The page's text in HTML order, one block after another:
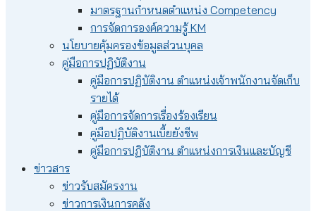
มาตรฐานกำหนดตำแหน่ง Competency
การจัดการองค์ความรู้ KM
นโยบายคุ้มครองข้อมูลส่วนบุคล
คู่มือการปฏิบัติงาน
คู่มือการปฏิบัติงาน ตำแหน่งเจ้าพนักงานจัดเก็บ
รายได้
คู่มือการจัดการเรื่องร้องเรียน
คู่มือปฏิบัติงานเบี้ยยังชีพ
คู่มือการปฏิบัติงาน ตำแหน่งการเงินและบัญชี
ข่าวสาร
ข่าวรับสมัครงาน
ข่าวการเงินการคลัง